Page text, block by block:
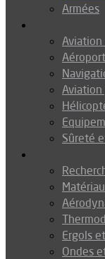
Armées
Aviation
Aéroport
Aviation
Sûreté
Ergols
Ondes